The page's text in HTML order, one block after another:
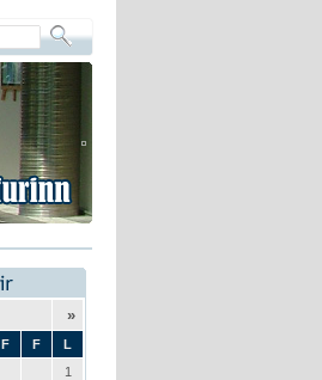
»
F F
L
1